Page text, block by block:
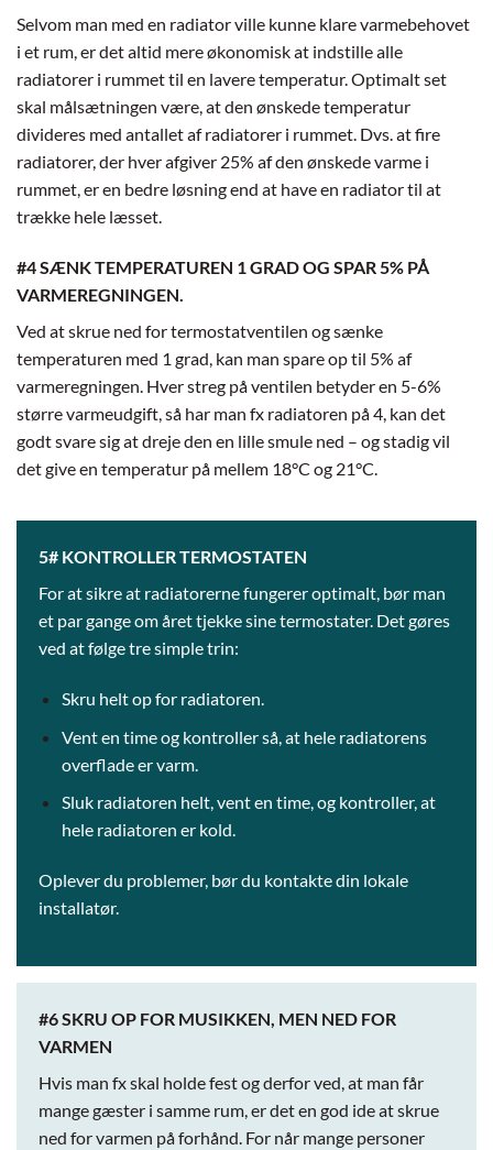
Selvom man med en radiator ville kunne klare varmebehovet
i et rum, er det altid mere økonomisk at indstille alle
radiatorer i rummet til en lavere temperatur. Optimalt set
skal målsætningen være, at den ønskede temperatur
divideres med antallet af radiatorer i rummet. Dvs. at fire
radiatorer, der hver afgiver 25% af den ønskede varme i
rummet, er en bedre løsning end at have en radiator til at
trække hele læsset.
#4 SÆNK TEMPERATUREN 1 GRAD OG SPAR 5% PÅ
VARMEREGNINGEN.
Ved at skrue ned for termostatventilen og sænke
temperaturen med 1 grad, kan man spare op til 5% af
varmeregningen. Hver streg på ventilen betyder en 5-6%
større varmeudgift, så har man fx radiatoren på 4, kan det
godt svare sig at dreje den en lille smule ned – og stadig vil
det give en temperatur på mellem 18°C og 21°C.
5# KONTROLLER TERMOSTATEN
For at sikre at radiatorerne fungerer optimalt, bør man
et par gange om året tjekke sine termostater. Det gøres
ved at følge tre simple trin:
Skru helt op for radiatoren.
Vent en time og kontroller så, at hele radiatorens
overflade er varm.
Sluk radiatoren helt, vent en time, og kontroller, at
hele radiatoren er kold.
Oplever du problemer, bør du kontakte din lokale
installatør.
#6 SKRU OP FOR MUSIKKEN, MEN NED FOR
VARMEN
Hvis man fx skal holde fest og derfor ved, at man får
mange gæster i samme rum, er det en god ide at skrue
ned for varmen på forhånd. For når mange personer